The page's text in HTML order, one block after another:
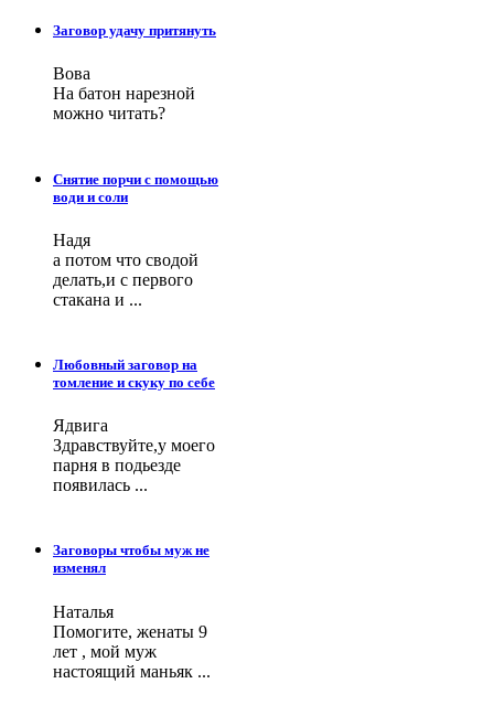
Заговор удачу притянуть
Вова
На батон нарезной
можно читать?
Снятие порчи с помощью
води и соли
Надя
а потом что сводой
делать,и с первого
стакана и ...
Любовный заговор на
томление и скуку по себе
Ядвига
Здравствуйте,у моего
парня в подьезде
появилась ...
Заговоры чтобы муж не
изменял
Наталья
Помогите, женаты 9
лет , мой муж
настоящий маньяк ...